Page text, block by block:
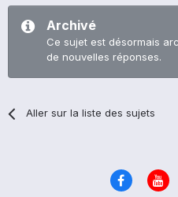
Archivé
Ce sujet est désormais
de nouvelles réponses.
Aller sur la liste des sujets